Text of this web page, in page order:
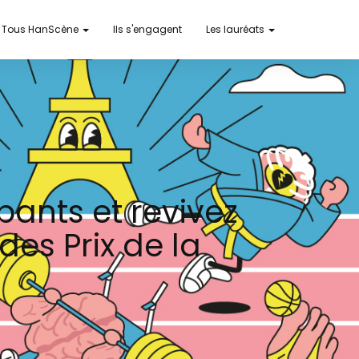
Tous HanScène Ils s'engagent Les lauréats
et revivez
Prix de la